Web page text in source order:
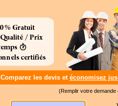
Comparez les devis et économisez
(Remplir votre demande